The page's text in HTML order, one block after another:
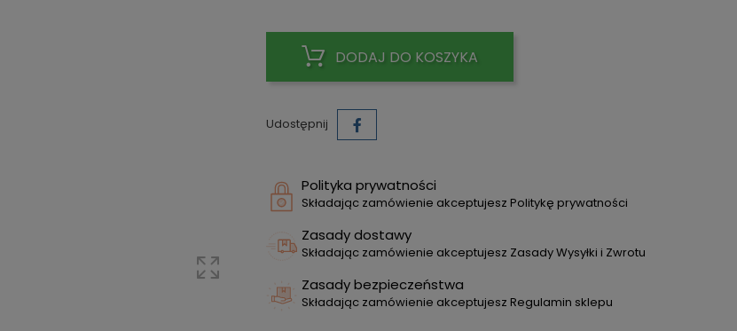
DODAJ DO KOSZYKA
Udostępnij
Polityka prywatności
Składając zamówienie akceptujesz Politykę prywatności
Zasady dostawy
Składając zamówienie akceptujesz Zasady Wysyłki i Zwrotu
Zasady bezpieczeństwa
Składając zamówienie akceptujesz Regulamin sklepu